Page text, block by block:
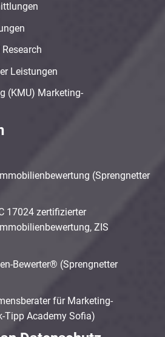
Leistungen
(KMU) Marketing-
(Sprengnetter
17024 zertifizierter
ZIS
Bewerter® (Sprengnetter
für Marketing-
Tipp Academy Sofia)